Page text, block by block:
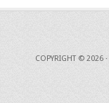
COPYRIGHT © 2026 ·